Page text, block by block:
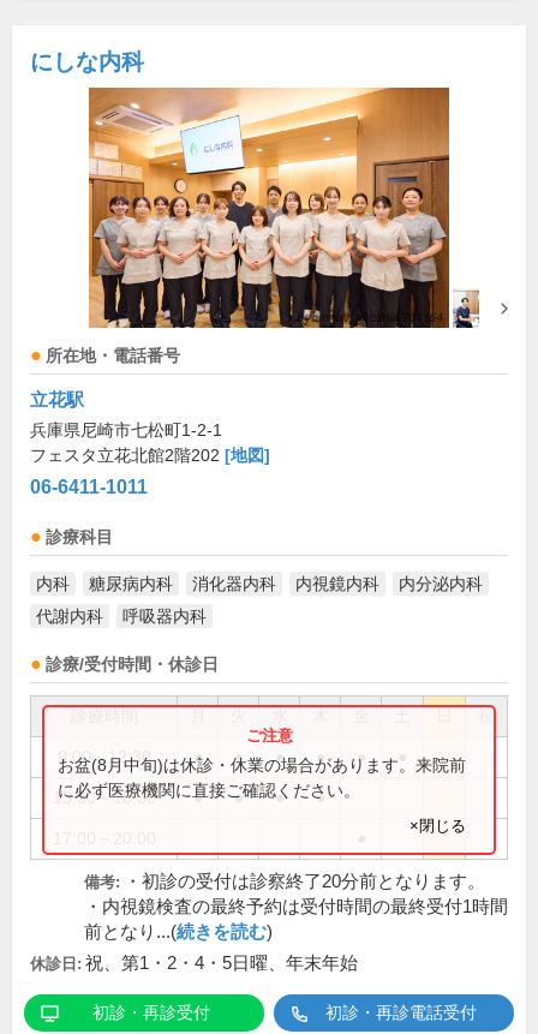
にしな内科
所在地・電話番号
立花駅
兵庫県尼崎市七松町1-2-1
フェスタ立花北館2階202 [地図]
06-6411-1011
診療科目
内科 糖尿病内科 消化器内科 内視鏡内科
内分泌内科
代謝内科
呼吸器内科
診療/受付時間・休診日
祝
9:00～12:30 ● ● ● ● ●
13:30～18:30 ● ● ● ●
お盆(8月中旬)は休診・休業の場合があります。来院前
に必ず医療機関に直接ご確認ください。
×閉じる
備考:
・初診の受付は診察終了20分前となります。
・内視鏡検査の最終予約は受付時間の最終受付1時間
前となり...(続きを読む)
休診日: 祝、第1・2・4・5日曜、年末年始
初診・再診受付 初診・再診電話受付